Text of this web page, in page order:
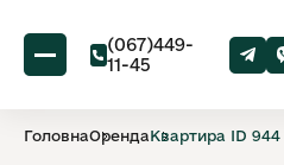
(067)449-
11-45
ГоловнаОрендаКвартира ID 944